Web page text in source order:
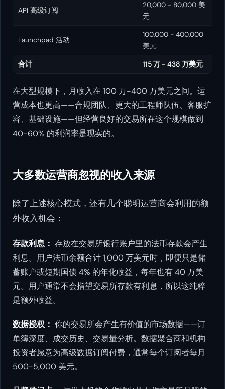
API 高级订阅
20,000 - 80,000 美
元
Launchpad 活动
100,000 - 400,000
美元
合计 115 万 - 438 万美元
在大型规模下，月收入在 100 万-400 万美元之间。运
营成本也更高——合规团队、更大的工程师队伍、客服扩
容、基础设施——但经营良好的交易所在这个规模做到
40-60% 的利润率是现实的。
大多数运营商忽视的收入来源
除了上述核心模式，还有几个聪明运营商会利用的额
外收入机会：
存款利息： 存放在交易所银行账户里的法币存款会产生
利息。用户法币余额合计 1,000 万美元时，即便只是储
蓄账户或短期国债 4% 的年化收益，每年也有 40 万美
元。用户通常不会指望交易所存款有利息，所以这纯粹
是额外收益。
数据授权： 你的交易所会产生有价值的市场数据——订
单簿深度、成交历史、交易量分析。数据聚合商和机构
投资者愿意为高级数据订阅付费，通常每个订阅者每月
500-5,000 美元。